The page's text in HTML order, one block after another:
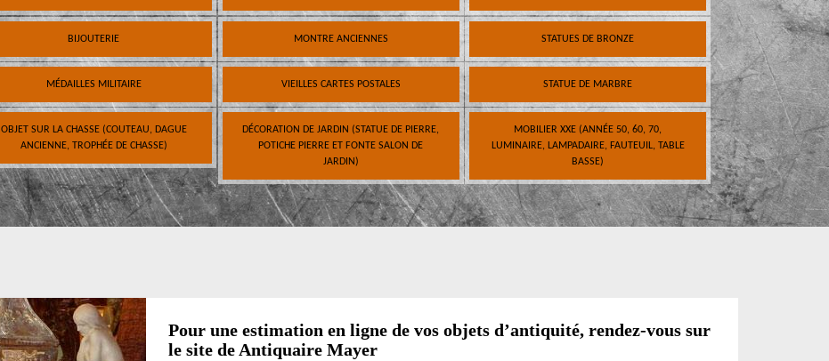
BIJOUTERIE MONTRE ANCIENNES STATUES DE BRONZE
MÉDAILLES MILITAIRE VIEILLES CARTES POSTALES STATUE DE MARBRE
OBJET SUR LA CHASSE (COUTEAU, DAGUE
ANCIENNE, TROPHÉE DE CHASSE)
DÉCORATION DE JARDIN (STATUE DE PIERRE,
POTICHE PIERRE ET FONTE SALON DE
JARDIN)
MOBILIER XXE (ANNÉE 50, 60, 70,
LUMINAIRE, LAMPADAIRE, FAUTEUIL, TABLE
BASSE)
Pour une estimation en ligne de vos objets d’antiquité, rendez-vous sur
le site de Antiquaire Mayer